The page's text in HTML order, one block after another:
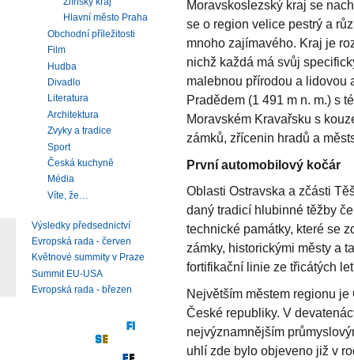
Moravskoslezský kraj se
se o region velice pestrý a
mnoho zajímavého. Kraj je
nichž každá má svůj
malebnou přírodou a lidovou
Pradědem (1 491 m n. m.) s
Moravském Kravařsku s
zámků, zřícenin hradů a
První automobilový kočár
Oblasti Ostravska a zčásti
daný tradicí hlubinné těžby
technické památky, které se
zámky, historickými městy a
fortifikační linie ze třicátých
Největším městem regionu je
České republiky. V
nejvýznamnějším
uhlí zde bylo objeveno již v
Hlavní město Praha
Obchodní příležitosti
Film
Hudba
Divadlo
Literatura
Architektura
Zvyky a tradice
Sport
Česká kuchyně
Média
Víte, že…
Výsledky předsednictví
Evropská rada - červen
Květnové summity v Praze
Summit EU-USA
Evropská rada - březen